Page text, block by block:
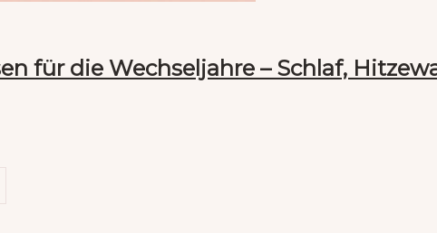
für die Wechseljahre – Schlaf,